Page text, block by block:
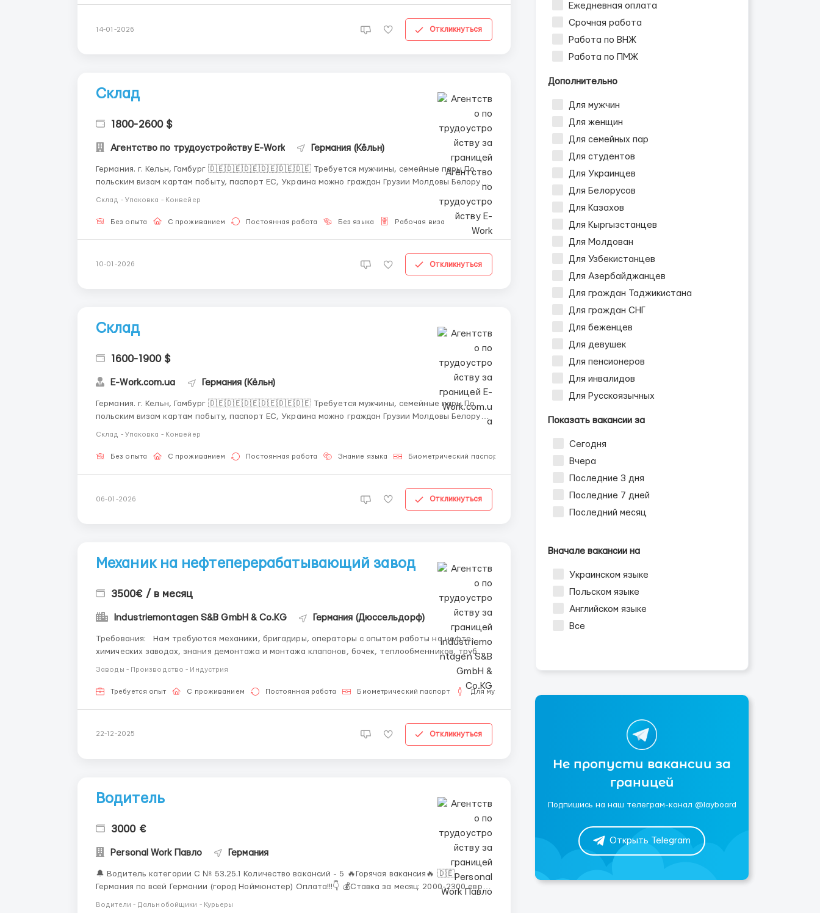
Ежедневная оплата
Срочная работа
Работа по ВНЖ
Работа по ПМЖ
Дополнительно
Для мужчин
Для женщин
Для семейных пар
Для студентов
Для Украинцев
Для Белорусов
Для Казахов
Для Кыргызстанцев
Для Молдован
Для Узбекистанцев
Для Азербайджанцев
Для граждан Таджикистана
Для граждан СНГ
Для беженцев
Для девушек
Для пенсионеров
Для инвалидов
Для Русскоязычных
Показать вакансии за
Сегодня
Вчера
Последние 3 дня
Последние 7 дней
Последний месяц
Вначале вакансии на
Украинском языке
Польском языке
Английском языке
Все
Не пропусти вакансии за
границей
Подпишись на наш телеграм-канал @layboard
Открыть Telegram
14-01-2026 Откликнуться
Склад
1800-2600 $
Агентство по трудоустройству E-Work Германия (Кёльн)
Германия. г. Кельн, Гамбург 🇩🇪🇩🇪🇩🇪🇩🇪🇩🇪🇩🇪 Требуется мужчины, семейные пары По
польским визам картам побыту, паспорт ЕС, Украина можно граждан Грузии Молдовы Белоруси
Склад - Упаковка - Конвейер
Без опыта С проживанием Постоянная работа Без языка Рабочая виза
10-01-2026 Откликнуться
Склад
1600-1900 $
E-Work.com.ua Германия (Кёльн)
Германия. г. Кельн, Гамбург 🇩🇪🇩🇪🇩🇪🇩🇪🇩🇪🇩🇪 Требуется мужчины, семейные пары По
польским визам картам побыту, паспорт ЕС, Украина можно граждан Грузии Молдовы Белоруси
Склад - Упаковка - Конвейер
Без опыта С проживанием Постоянная работа Знание языка Биометрический паспорт
06-01-2026 Откликнуться
Механик на нефтеперерабатывающий завод
3500€ / в месяц
Industriemontagen S&B GmbH & Co.KG Германия (Дюссельдорф)
Требования: Нам требуются механики, бригадиры, операторы с опытом работы на нефте-
химических заводах, знания демонтажа и монтажа клапонов, бочек, теплообменников, труб и
Заводы - Производство - Индустрия
Требуется опыт С проживанием Постоянная работа Биометрический паспорт Для мужчин
22-12-2025 Откликнуться
Водитель
3000 €
Personal Work Павло Германия
🔔 Водитель категории С № 53.25.1 Количество вакансий - 5 🔥Горячая вакансия🔥 🇩🇪
Германия по всей Германии (город Ноймюнстер) Оплата!!!👇 💰Ставка за месяц: 2000-2300 евро
Водители - Дальнобойщики - Курьеры